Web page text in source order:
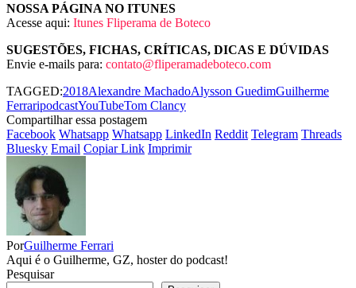
NOSSA PÁGINA NO ITUNES
Acesse aqui: Itunes Fliperama de Boteco
SUGESTÕES, FICHAS, CRÍTICAS, DICAS E DÚVIDAS
Envie e-mails para: contato@fliperamadeboteco.com
TAGGED:2018Alexandre MachadoAlysson GuedimGuilherme
FerraripodcastYouTubeTom Clancy
Compartilhar essa postagem
Facebook Whatsapp Whatsapp LinkedIn Reddit Telegram Threads
Bluesky Email Copiar Link Imprimir
PorGuilherme Ferrari
Aqui é o Guilherme, GZ, hoster do podcast!
Pesquisar